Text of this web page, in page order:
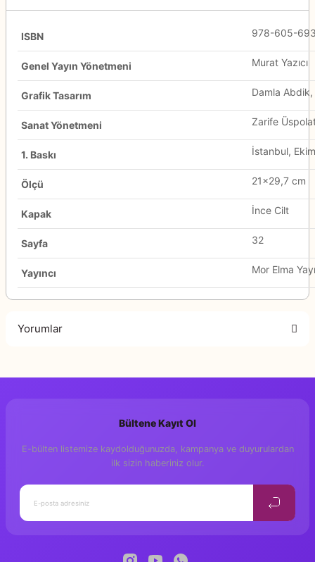
ISBN 978-605-
Genel Yayın Yönetmeni Murat Yazıcı
Grafik Tasarım Damla
Sanat Yönetmeni Zarife
1. Baskı İstanbul,
Ölçü 21×29,7 cm
Kapak İnce Cilt
Sayfa 32
Yayıncı Mor Elma
Yorumlar
Yorum Yaz
Bültene Kayıt Ol
E-bülten listemize kaydolduğunuzda, kampanya ve duyurulardan
ilk sizin haberiniz olur.